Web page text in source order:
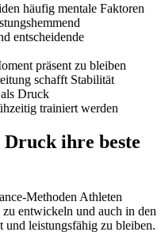
häufig mentale Faktoren
entscheidende
präsent zu bleiben
schafft Stabilität
Druck
trainiert werden
ihre beste
Methoden Athleten
entwickeln und auch in den
und leistungsfähig zu bleiben.